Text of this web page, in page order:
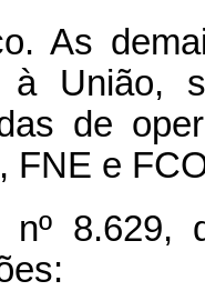
As
à União,
de
FNE e
8.629,